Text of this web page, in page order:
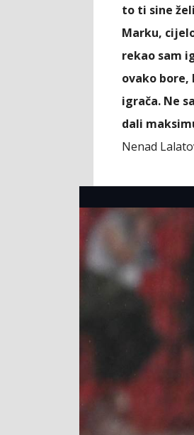
to ti sine
Marku,
rekao sam
ovako bore,
igrača. Ne
dali
Nenad